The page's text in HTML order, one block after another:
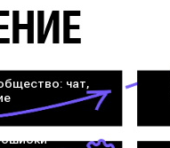
чат,